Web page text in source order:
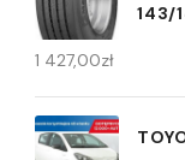
143/
1 427,00zł